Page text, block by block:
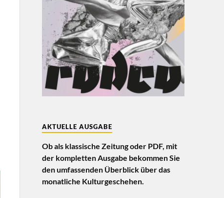
AKTUELLE AUSGABE
Ob als klassische Zeitung oder PDF, mit
der kompletten Ausgabe bekommen Sie
den umfassenden Überblick über das
monatliche Kulturgeschehen.